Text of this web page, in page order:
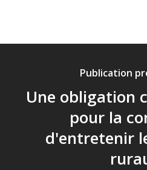
Publication
Une obligation
pour la
d'entretenir